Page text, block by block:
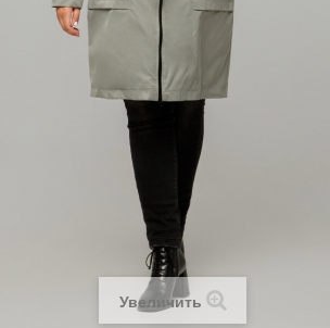
Увеличить